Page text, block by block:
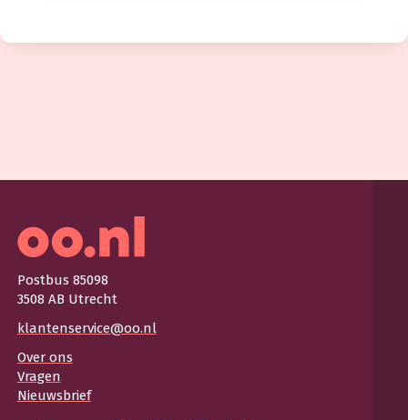
Postbus 85098
3508 AB Utrecht
klantenservice@oo.nl
Over ons
Vragen
Nieuwsbrief